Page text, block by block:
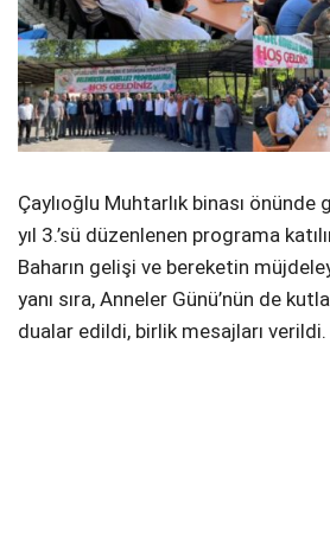
Çaylıoğlu Muhtarlık binası
yıl 3.’sü düzenlenen programa
Baharın gelişi ve bereketin
yanı sıra, Anneler Günü’nün de
dualar edildi, birlik mesajları verildi.